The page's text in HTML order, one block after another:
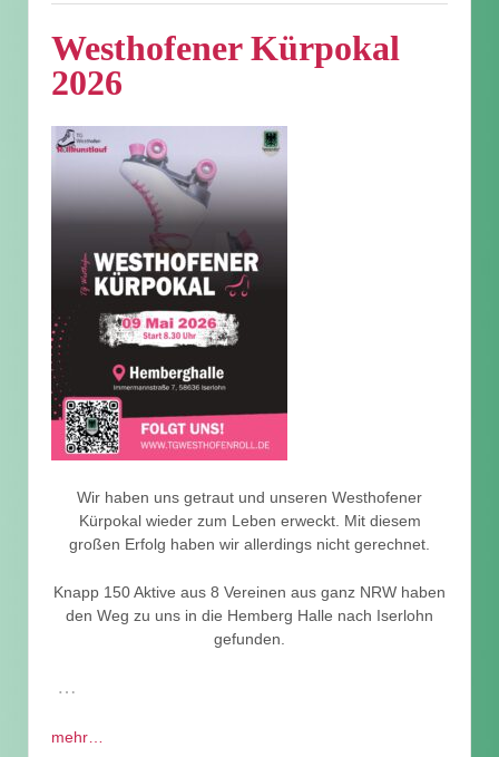
Westhofener Kürpokal
2026
Wir haben uns getraut und unseren Westhofener
Kürpokal wieder zum Leben erweckt. Mit diesem
großen Erfolg haben wir allerdings nicht gerechnet.
Knapp 150 Aktive aus 8 Vereinen aus ganz NRW haben
den Weg zu uns in die Hemberg Halle nach Iserlohn
gefunden.
…
mehr…